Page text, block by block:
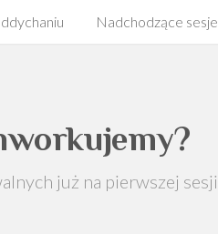
Nadchodzące sesje
już na pierwszej sesji